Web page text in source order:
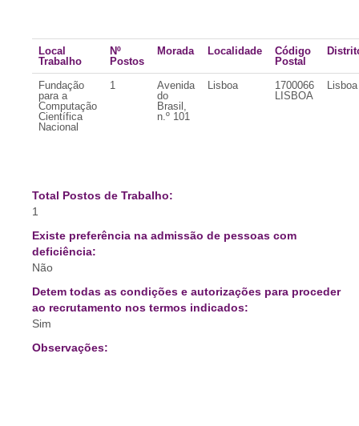
Local
Trabalho
Nº
Postos
Morada Localidade
Código
Postal
Fundação
para a
Computação
Científica
Nacional
1
Avenida
do
Brasil,
n.º 101
Lisboa
1700066
LISBOA
Lisboa
Total Postos de Trabalho:
1
Existe preferência na admissão de pessoas com
deficiência:
Não
Detem todas as condições e autorizações para proceder
ao recrutamento nos termos indicados:
Sim
Observações: